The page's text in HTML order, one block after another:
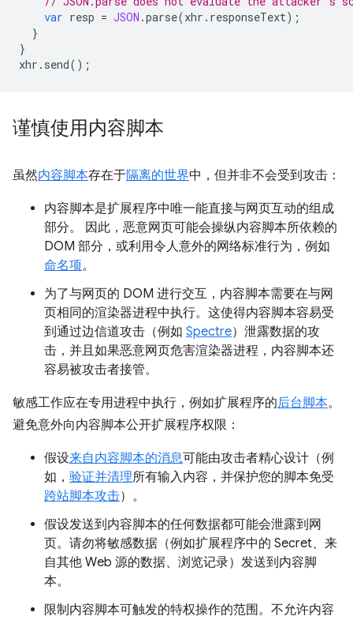
var resp = JSON .parse(xhr . responseText);
}
}
xhr . send();
谨慎使用内容脚本
虽然内容脚本存在于隔离的世界中，但并非不会受到攻击：
内容脚本是扩展程序中唯一能直接与网页互动的组成
部分。 因此，恶意网页可能会操纵内容脚本所依赖的
DOM 部分，或利用令人意外的网络标准行为，例如
命名项。
为了与网页的 DOM 进行交互，内容脚本需要在与网
页相同的渲染器进程中执行。这使得内容脚本容易受
到通过边信道攻击（例如 Spectre）泄露数据的攻
击，并且如果恶意网页危害渲染器进程，内容脚本还
容易被攻击者接管。
敏感工作应在专用进程中执行，例如扩展程序的后台脚本。
避免意外向内容脚本公开扩展程序权限：
假设来自内容脚本的消息可能由攻击者精心设计（例
如， 验证并清理所有输入内容，并保护您的脚本免受
跨站脚本攻击）。
假设发送到内容脚本的任何数据都可能会泄露到网
页。请勿将敏感数据（例如扩展程序中的 Secret、来
自其他 Web 源的数据、浏览记录）发送到内容脚
本。
限制内容脚本可触发的特权操作的范围。不允许内容